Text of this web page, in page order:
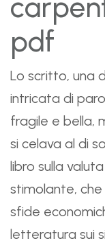
pdf
Lo scritto, una
intricata di
fragile e bella,
si celava al di
libro sulla
stimolante,
sfide
letteratura sui